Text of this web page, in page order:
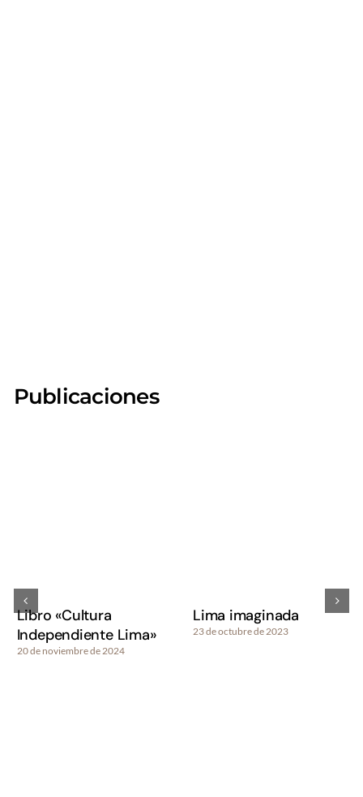
Publicaciones
Libro «Cultura
Independiente Lima»
20 de noviembre de 2024
Lima imaginada
23 de octubre de 2023